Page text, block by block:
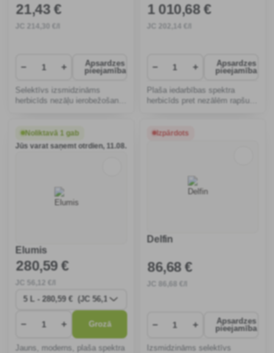
21,43 €
214 ,30 €/l
− +
Apsardzes
pieejamība
Selektīvs izsmidzināms
herbicīds nezāļu ierobežošanai
1 010,68 €
202 ,14 €/l
− +
Apsardzes
pieejamība
Plaša iedarbības spektra
herbicīds pret nezālēm rapšu,
Noliktavā 1 gab
Jūs varat saņemt otrdien, 11.08.
Elumis
280,59 €
56 ,12 €/l
− + Grozā
Jauns, moderns, plaša spektra
Izpārdots
Delfin
86,68 €
86 ,68 €/l
− +
Apsardzes
pieejamība
Izsmidzināms selektīvs